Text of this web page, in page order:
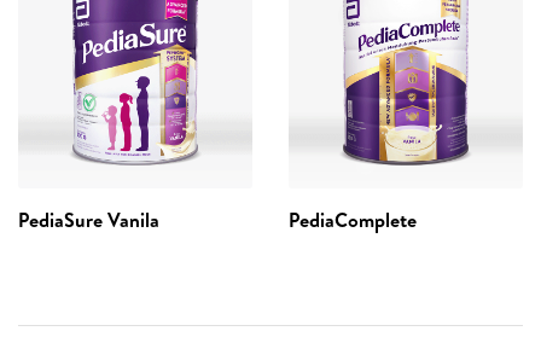
PediaSure Vanila PediaComplete